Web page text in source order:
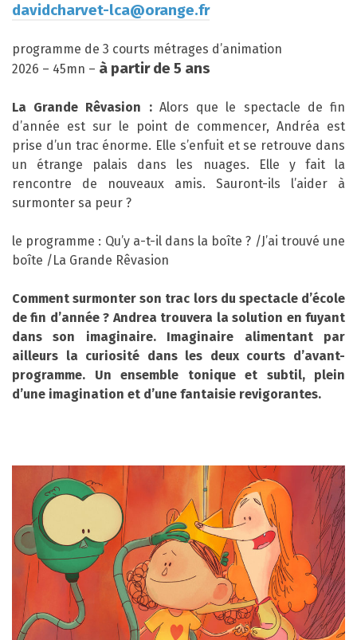
davidcharvet-lca@orange.fr
programme de 3 courts métrages d’animation
2026 – 45mn – à partir de 5 ans
La Grande Rêvasion : Alors que le spectacle de fin
d’année est sur le point de commencer, Andréa est
prise d’un trac énorme. Elle s’enfuit et se retrouve dans
un étrange palais dans les nuages. Elle y fait la
rencontre de nouveaux amis. Sauront-ils l’aider à
surmonter sa peur ?
le programme : Qu’y a-t-il dans la boîte ? /J’ai trouvé une
boîte /La Grande Rêvasion
Comment surmonter son trac lors du spectacle d’école
de fin d’année ? Andrea trouvera la solution en fuyant
dans son imaginaire. Imaginaire alimentant par
ailleurs la curiosité dans les deux courts d’avant-
programme. Un ensemble tonique et subtil, plein
d’une imagination et d’une fantaisie revigorantes.